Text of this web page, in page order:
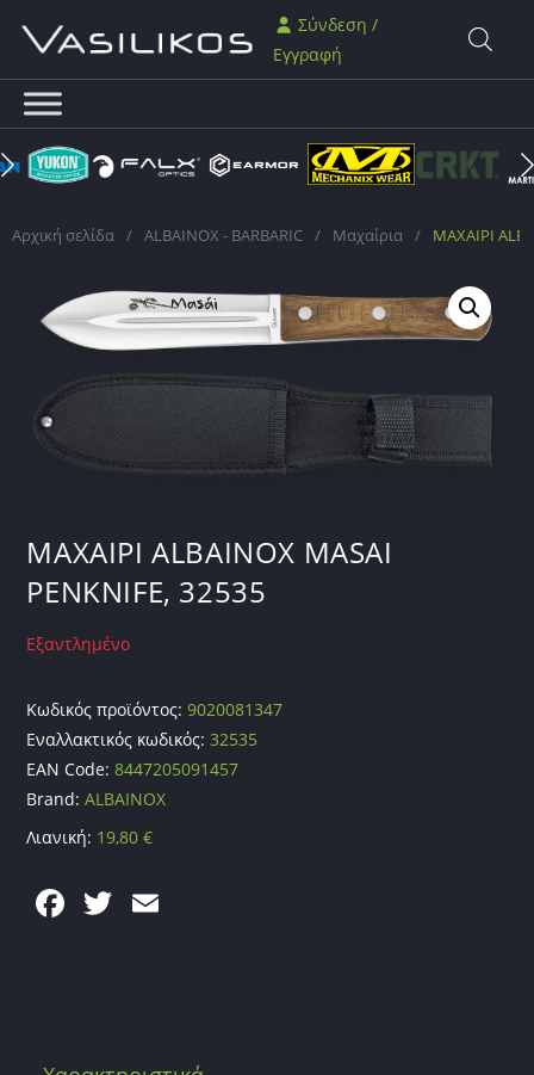
Σύνδεση /
Εγγραφή
Αρχική σελίδα / ALBAINOX - BARBARIC / Μαχαίρια / ΜΑΧΑΙΡΙ
ΜΑΧΑΙΡΙ ALBAINOX MASAI
PENKNIFE, 32535
Εξαντλημένο
Κωδικός προϊόντος:9020081347
Εναλλακτικός κωδικός:32535
EAN Code:8447205091457
Brand:ALBAINOX
Λιανική: 19,80€
F T